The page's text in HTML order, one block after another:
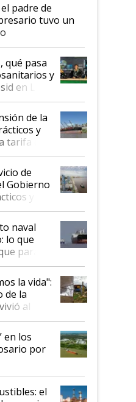
padre de
tuvo un
qué pasa
y
en La
de la
y
tarifa de
de
Gobierno
y
de
naval
lo que
parado
la vida":
de la
al
en los
por
tras
los
el